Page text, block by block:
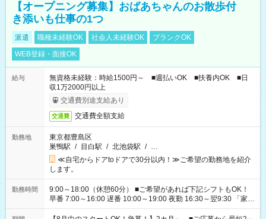
【オープニング募集】おばあちゃんのお散歩付
き添いも仕事の1つ
派遣 職種未経験OK 社会人未経験OK
ブランクOK
WEB登録・面接OK
給与
無資格未経験：時給1500円～ ■週払いOK ■扶養内OK ■日
収1万2000円以上
交通費別途支給あり
交通費 交通費全額支給
勤務地
東京都豊島区
巣鴨駅 / 目白駅 / 北池袋駅 / …
≪自宅からドアtoドアで30分以内！≫ご希望の勤務地を紹介
します。
勤務時間
9:00～18:00（休憩60分） ■ご希望があれば下記シフトもOK！
早番 7:00～16:00 遅番 10:00～19:00 夜勤 16:30～翌9:30 「家族
と休みを合わせたい」 「余裕を持って夕飯の準備がしたい」